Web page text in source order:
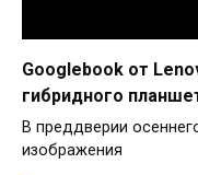
Googlebook от
гибридного
В преддверии
изображения